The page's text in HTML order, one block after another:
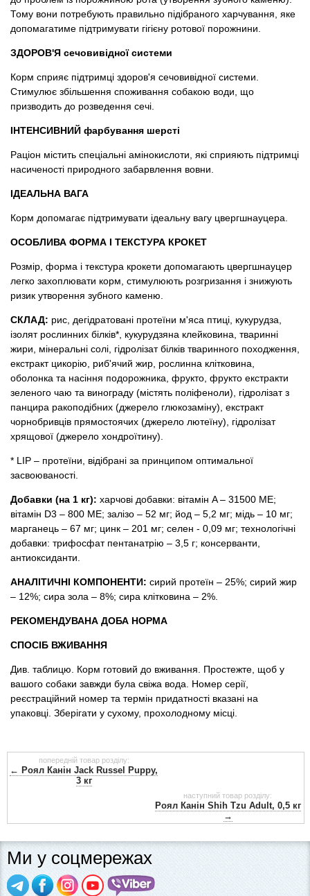
Тому вони потребують правильно підібраного харчування, яке
допомагатиме підтримувати гігієну ротової порожнини.
ЗДОРОВ'Я сечовивідної системи
Корм сприяє підтримці здоров'я сечовивідної системи.
Стимулює збільшення споживання собакою води, що
призводить до розведення сечі.
ІНТЕНСИВНИЙ фарбування шерсті
Раціон містить спеціальні амінокислоти, які сприяють підтримці
насиченості природного забарвлення вовни.
ІДЕАЛЬНА ВАГА
Корм допомагає підтримувати ідеальну вагу цвергшнауцера.
ОСОБЛИВА ФОРМА І ТЕКСТУРА КРОКЕТ
Розмір, форма і текстура крокети допомагають цвергшнауцер
легко захоплювати корм, стимулюють розгризання і знижують
ризик утворення зубного каменю.
СКЛАД: рис, дегідратовані протеїни м'яса птиці, кукурудза,
ізолят рослинних білків*, кукурудзяна клейковина, тваринні
жири, мінеральні солі, гідролізат білків тваринного походження,
екстракт цикорію, риб'ячий жир, рослинна клітковина,
оболонка та насіння подорожника, фрукто, фрукто екстракти
зеленого чаю та винограду (містять поліфеноли), гідролізат з
панцира ракоподібних (джерело глюкозаміну), екстракт
чорнобривців прямостоячих (джерело лютеїну), гідролізат
хрящової (джерело хондроїтину).
* LIP – протеїни, відібрані за принципом оптимальної
засвоюваності.
Добавки (на 1 кг): харчові добавки: вітамін A – 31500 ME;
вітамін D3 – 800 ME; залізо – 52 мг; йод – 5,2 мг; мідь – 10 мг;
марганець – 67 мг; цинк – 201 мг; селен - 0,09 мг; технологічні
добавки: трифосфат пентанатрію – 3,5 г; консерванти,
антиоксиданти.
АНАЛІТИЧНІ КОМПОНЕНТИ: сирий протеїн – 25%; сирий жир
– 12%; сира зола – 8%; сира клітковина – 2%.
РЕКОМЕНДУВАНА ДОБА НОРМА
СПОСІБ ВЖИВАННЯ
Див. таблицю. Корм готовий до вживання. Простежте, щоб у
вашого собаки завжди була свіжа вода. Номер серії,
реєстраційний номер та термін придатності вказані на
упаковці. Зберігати у сухому, прохолодному місці.
попередній товар розділу:
← Роял Канін Jack Russel Puppy,
3 кг
наступний товар розділу:
Роял Канін Shih Tzu Adult, 0,5 кг
→
Ми у соцмережах